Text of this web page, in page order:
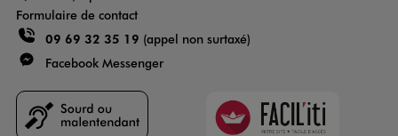
Formulaire de contact
09 69 32 35 19 (appel non surtaxé)
Facebook Messenger
Faciliti